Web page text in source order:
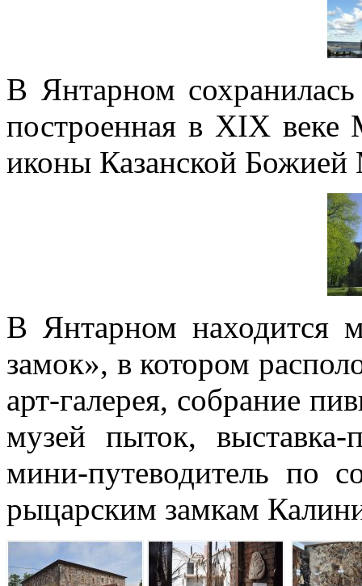
В Янтарном
построенная в XIX
иконы Казанской Божией
В Янтарном находится
замок», в котором
арт-галерея, собрание
музей пыток,
мини-путеводитель по
рыцарским замкам